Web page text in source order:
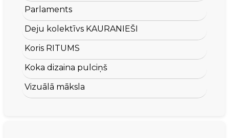
Parlaments
Deju kolektīvs KAURANIEŠI
Koris RITUMS
Koka dizaina pulciņš
Vizuālā māksla